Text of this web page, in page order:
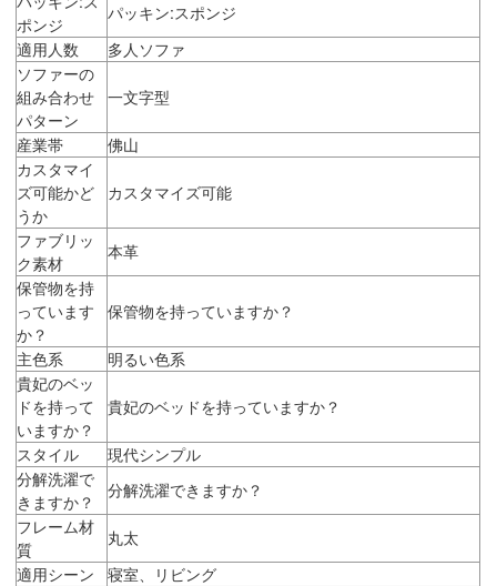
ポンジ
パッキン:スポンジ
適用人数
多人ソファ
ソファーの
組み合わせ
パターン
一文字型
産業帯
佛山
カスタマイ
ズ可能かど
うか
カスタマイズ可能
ファブリッ
ク素材
本革
保管物を持
っています
か？
保管物を持っていますか？
主色系
明るい色系
貴妃のベッ
ドを持って
いますか？
貴妃のベッドを持っていますか？
スタイル
現代シンプル
分解洗濯で
きますか？
分解洗濯できますか？
フレーム材
質
丸太
適用シーン
寝室、リビング